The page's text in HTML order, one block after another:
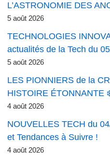
L’ASTRONOMIE DES
5 août 2026
TECHNOLOGIES
actualités de la Tech du
5 août 2026
LES PIONNIERS de la
HISTOIRE ÉTONNANTE
4 août 2026
NOUVELLES TECH du
et Tendances à Suivre !
4 août 2026